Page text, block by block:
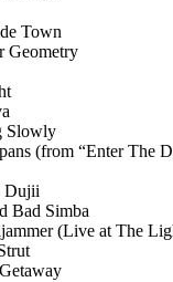
Town
Geometry
Slowly
(from “Enter The
Dujii
Bad Simba
(Live at The